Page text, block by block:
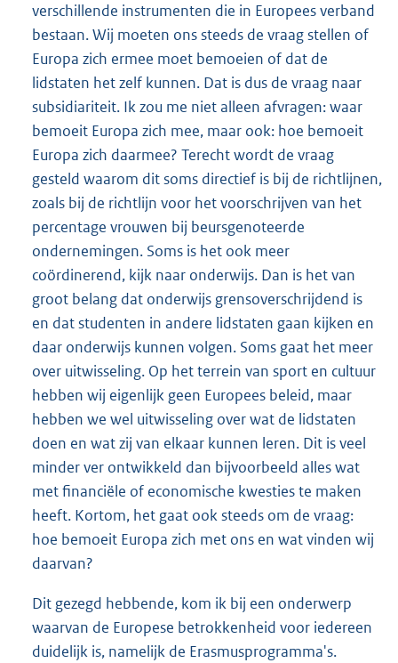
verschillende instrumenten die in Europees verband
bestaan. Wij moeten ons steeds de vraag stellen of
Europa zich ermee moet bemoeien of dat de
lidstaten het zelf kunnen. Dat is dus de vraag naar
subsidiariteit. Ik zou me niet alleen afvragen: waar
bemoeit Europa zich mee, maar ook: hoe bemoeit
Europa zich daarmee? Terecht wordt de vraag
gesteld waarom dit soms directief is bij de richtlijnen,
zoals bij de richtlijn voor het voorschrijven van het
percentage vrouwen bij beursgenoteerde
ondernemingen. Soms is het ook meer
coördinerend, kijk naar onderwijs. Dan is het van
groot belang dat onderwijs grensoverschrijdend is
en dat studenten in andere lidstaten gaan kijken en
daar onderwijs kunnen volgen. Soms gaat het meer
over uitwisseling. Op het terrein van sport en cultuur
hebben wij eigenlijk geen Europees beleid, maar
hebben we wel uitwisseling over wat de lidstaten
doen en wat zij van elkaar kunnen leren. Dit is veel
minder ver ontwikkeld dan bijvoorbeeld alles wat
met financiële of economische kwesties te maken
heeft. Kortom, het gaat ook steeds om de vraag:
hoe bemoeit Europa zich met ons en wat vinden wij
daarvan?
Dit gezegd hebbende, kom ik bij een onderwerp
waarvan de Europese betrokkenheid voor iedereen
duidelijk is, namelijk de Erasmusprogramma's.